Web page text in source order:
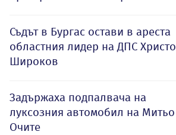
Съдът в Бургас остави в ареста
областния лидер на ДПС Христо
Широков
Задържаха подпалвача на
луксозния автомобил на Митьо
Очите